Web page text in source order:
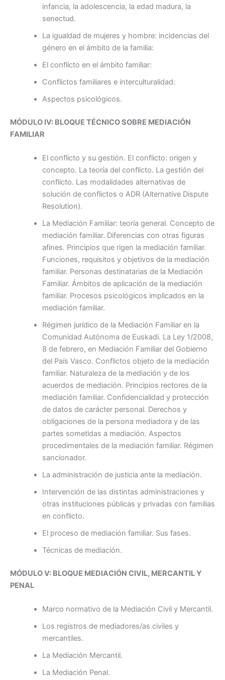
infancia, la adolescencia, la edad madura, la
senectud.
La igualdad de mujeres y hombre: incidencias del
género en el ámbito de la familia:
El conflicto en el ámbito familiar:
Conflictos familiares e interculturalidad:
Aspectos psicológicos.
MÓDULO IV: BLOQUE TÉCNICO SOBRE MEDIACIÓN
FAMILIAR
El conflicto y su gestión. El conflicto: origen y
concepto. La teoría del conflicto. La gestión del
conflicto. Las modalidades alternativas de
solución de conflictos o ADR (Alternative Dispute
Resolution).
La Mediación Familiar: teoría general. Concepto de
mediación familiar. Diferencias con otras figuras
afines. Principios que rigen la mediación familiar.
Funciones, requisitos y objetivos de la mediación
familiar. Personas destinatarias de la Mediación
Familiar. Ámbitos de aplicación de la mediación
familiar. Procesos psicológicos implicados en la
mediación familiar.
Régimen jurídico de la Mediación Familiar en la
Comunidad Autónoma de Euskadi. La Ley 1/2008,
8 de febrero, en Mediación Familiar del Gobierno
del País Vasco. Conflictos objeto de la mediación
familiar. Naturaleza de la mediación y de los
acuerdos de mediación. Principios rectores de la
mediación familiar. Confidencialidad y protección
de datos de carácter personal. Derechos y
obligaciones de la persona mediadora y de las
partes sometidas a mediación. Aspectos
procedimentales de la mediación familiar. Régimen
sancionador.
La administración de justicia ante la mediación.
Intervención de las distintas administraciones y
otras instituciones públicas y privadas con familias
en conflicto.
El proceso de mediación familiar. Sus fases.
Técnicas de mediación.
MÓDULO V: BLOQUE MEDIACIÓN CIVIL, MERCANTIL Y
PENAL
Marco normativo de la Mediación Civil y Mercantil.
Los registros de mediadores/as civiles y
mercantiles.
La Mediación Mercantil.
La Mediación Penal.